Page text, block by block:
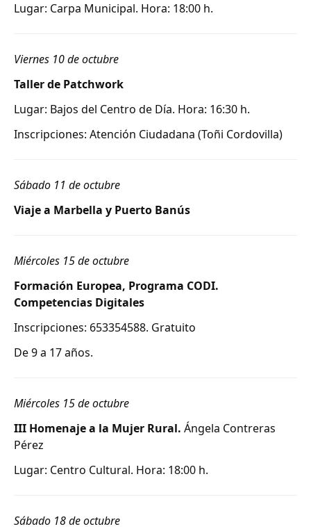
Lugar: Carpa Municipal. Hora: 18:00 h.
Viernes 10 de octubre
Taller de Patchwork
Lugar: Bajos del Centro de Día. Hora: 16:30 h.
Inscripciones: Atención Ciudadana (Toñi Cordovilla)
Sábado 11 de octubre
Viaje a Marbella y Puerto Banús
Miércoles 15 de octubre
Formación Europea, Programa CODI.
Competencias Digitales
Inscripciones: 653354588. Gratuito
De 9 a 17 años.
Miércoles 15 de octubre
III Homenaje a la Mujer Rural. Ángela Contreras
Pérez
Lugar: Centro Cultural. Hora: 18:00 h.
Sábado 18 de octubre